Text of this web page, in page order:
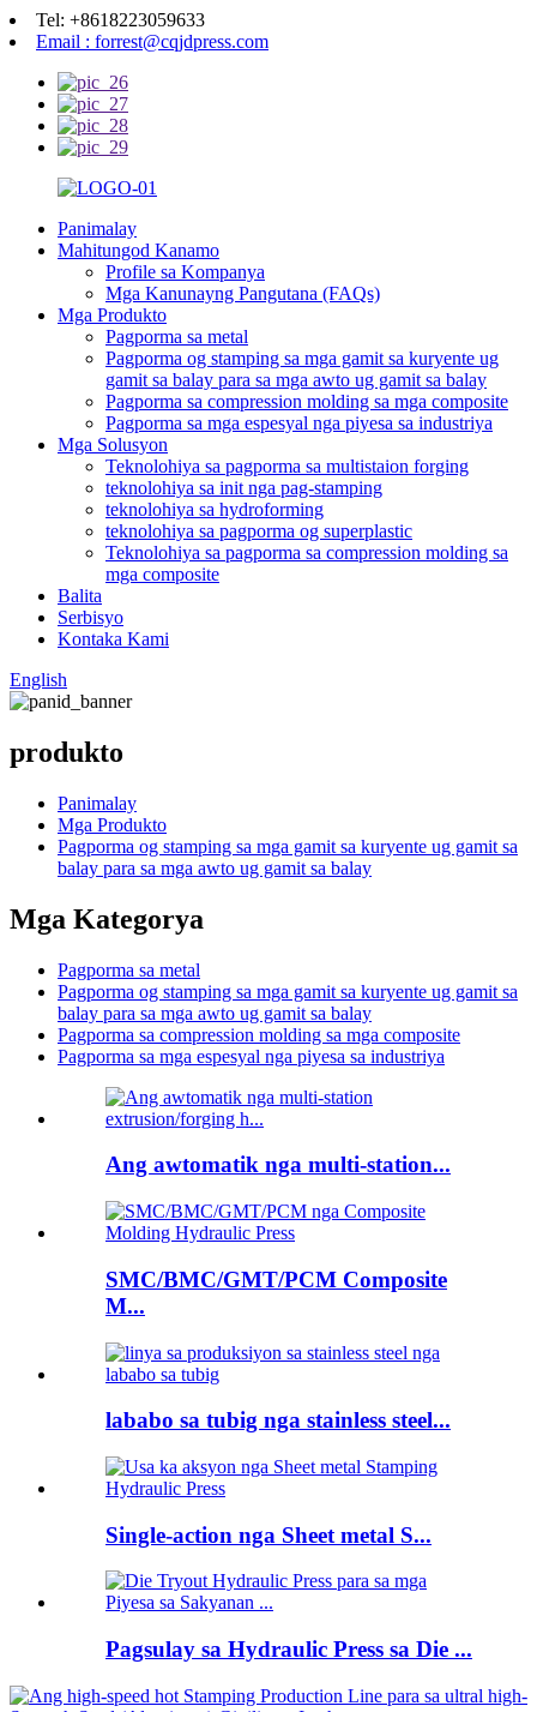
Tel: +8618223059633
Email : forrest@cqjdpress.com
Panimalay
Mahitungod Kanamo
Profile sa Kompanya
Mga Kanunayng Pangutana (FAQs)
Mga Produkto
Pagporma sa metal
Pagporma og stamping sa mga gamit sa kuryente ug
gamit sa balay para sa mga awto ug gamit sa balay
Pagporma sa compression molding sa mga composite
Pagporma sa mga espesyal nga piyesa sa industriya
Mga Solusyon
Teknolohiya sa pagporma sa multistaion forging
teknolohiya sa init nga pag-stamping
teknolohiya sa hydroforming
teknolohiya sa pagporma og superplastic
Teknolohiya sa pagporma sa compression molding sa
mga composite
Balita
Serbisyo
Kontaka Kami
English
produkto
Panimalay
Mga Produkto
Pagporma og stamping sa mga gamit sa kuryente ug gamit sa
balay para sa mga awto ug gamit sa balay
Mga Kategorya
Pagporma sa metal
Pagporma og stamping sa mga gamit sa kuryente ug gamit sa
balay para sa mga awto ug gamit sa balay
Pagporma sa compression molding sa mga composite
Pagporma sa mga espesyal nga piyesa sa industriya
Ang awtomatik nga multi-station...
SMC/BMC/GMT/PCM Composite
M...
lababo sa tubig nga stainless steel...
Single-action nga Sheet metal S...
Pagsulay sa Hydraulic Press sa Die ...